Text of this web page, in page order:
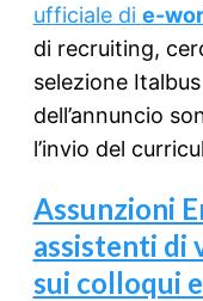
ufficiale di e-
di recruiting,
selezione
dell’annuncio
l’invio del
Assunzioni
assistenti di
sui colloqui